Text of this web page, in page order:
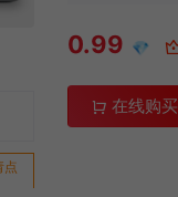
点
0.99 💎
在线购买